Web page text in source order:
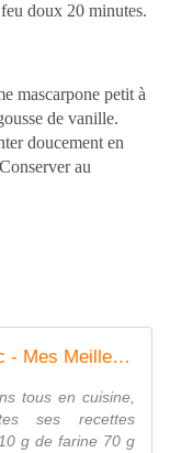
doux 20 minutes.
mascarpone petit à
de vanille.
doucement en
au
Clafoutis aux poires de Cyril Lignac - Mes Meilleures Recettes Faciles
tous en cuisine,
ses recettes
g de farine 70 g